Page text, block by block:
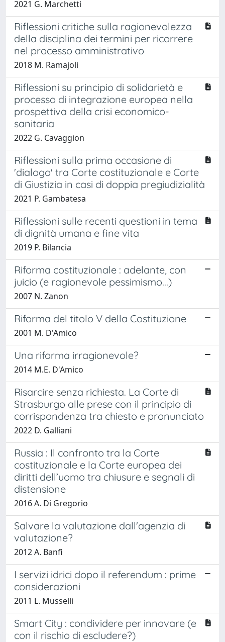
2021 G. Marchetti
Riflessioni critiche sulla ragionevolezza
della disciplina dei termini per ricorrere
nel processo amministrativo
2018 M. Ramajoli
Riflessioni su principio di solidarietà e
processo di integrazione europea nella
prospettiva della crisi economico-
sanitaria
2022 G. Cavaggion
Riflessioni sulla prima occasione di
'dialogo' tra Corte costituzionale e Corte
di Giustizia in casi di doppia pregiudizialità
2021 P. Gambatesa
Riflessioni sulle recenti questioni in tema
di dignità umana e fine vita
2019 P. Bilancia
Riforma costituzionale : adelante, con
juicio (e ragionevole pessimismo...)
2007 N. Zanon
Riforma del titolo V della Costituzione
2001 M. D'Amico
Una riforma irragionevole?
2014 M.E. D'Amico
Risarcire senza richiesta. La Corte di
Strasburgo alle prese con il principio di
corrispondenza tra chiesto e pronunciato
2022 D. Galliani
Russia : Il confronto tra la Corte
costituzionale e la Corte europea dei
diritti dell’uomo tra chiusure e segnali di
distensione
2016 A. Di Gregorio
Salvare la valutazione dall'agenzia di
valutazione?
2012 A. Banfi
I servizi idrici dopo il referendum : prime
considerazioni
2011 L. Musselli
Smart City : condividere per innovare (e
con il rischio di escludere?)